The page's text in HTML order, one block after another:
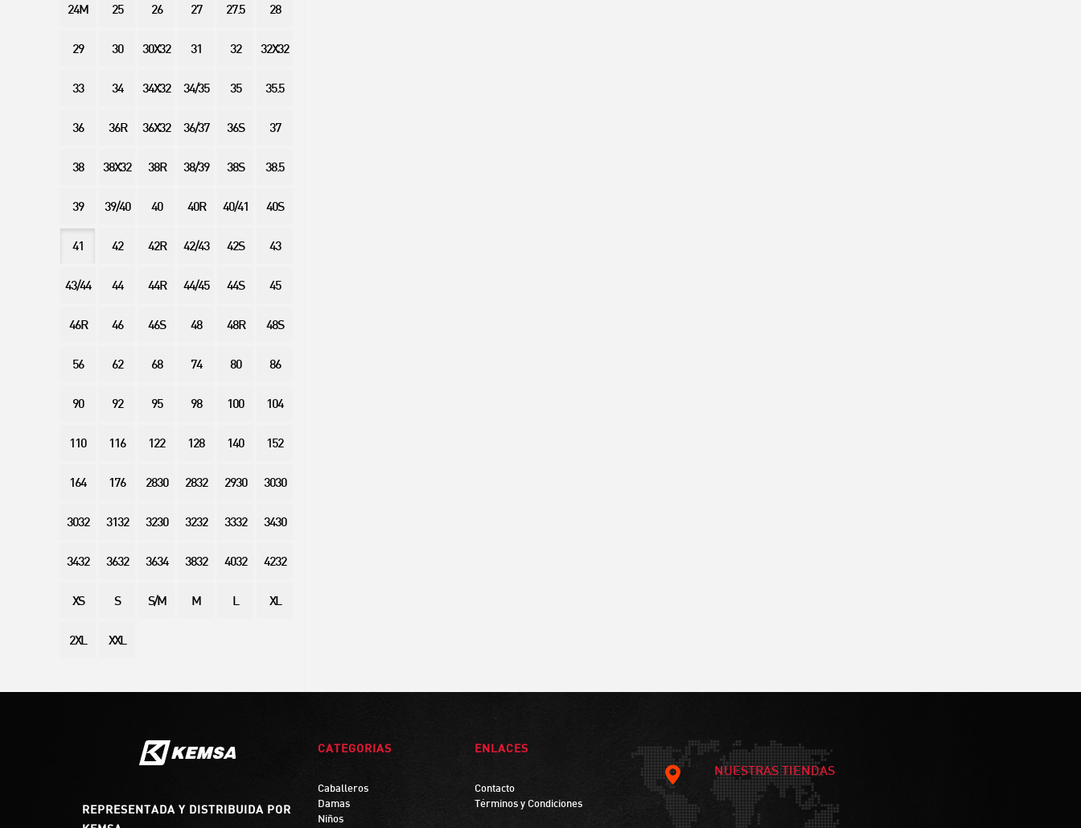
24M 25 26 27 27.5 28
29 30 30X32 31 32 32X32
33 34 34X32 34/35 35 35.5
36 36R 36X32 36/37 36S 37
38 38X32 38R 38/39 38S 38.5
39 39/40 40 40R 40/41 40S
41 42 42R 42/43 42S 43
43/44 44 44R 44/45 44S 45
46R 46 46S 48 48R 48S
56 62 68 74 80 86
90 92 95 98 100 104
110 116 122 128 140 152
164 176 2830 2832 2930 3030
3032 3132 3230 3232 3332 3430
3432 3632 3634 3832 4032 4232
XS S S/M M L XL
2XL XXL
REPRESENTADA Y DISTRIBUIDA POR
CATEGORIAS
Caballeros
Damas
Niños
ENLACES
Contacto
Términos y Condiciones
NUESTRAS TIENDAS